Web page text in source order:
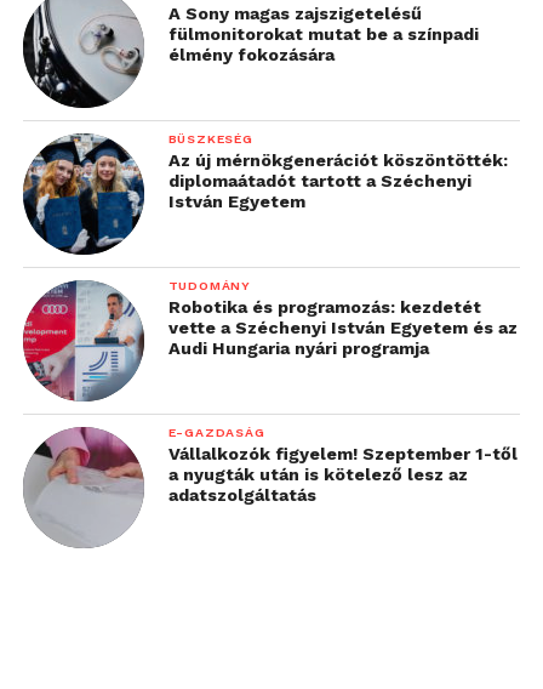
konferenciahívás vagy
virtuális meeting
elindítása sem volt
egyszerű, de mindig
azonnal segítséget
kaptam, amikor
szükségem volt rá. Még
azok a kollégák is
segítőkésznek
bizonyultak, akikkel
korábban nem is
találkoztam, vagy másik
csapatban dolgoztak.”
A Sony magas zajszigetelésű
fülmonitorokat mutat be a színpadi
élmény fokozására
BÜSZKESÉG
Az új mérnökgenerációt köszöntötték:
diplomaátadót tartott a Széchenyi
István Egyetem
TUDOMÁNY
Robotika és programozás: kezdetét
vette a Széchenyi István Egyetem és az
Audi Hungaria nyári programja
E-GAZDASÁG
Vállalkozók figyelem! Szeptember 1-től
a nyugták után is kötelező lesz az
adatszolgáltatás